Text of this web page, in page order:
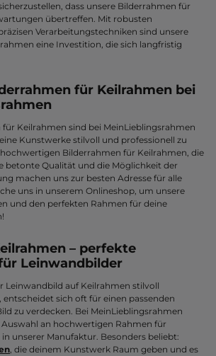
dass unsere Bilderrahmen für
übertreffen. Mit robusten
Verarbeitungstechniken sind unsere
eine Investition, die sich langfristig
für Keilrahmen bei
Keilrahmen sind bei MeinLieblingsrahmen
Kunstwerke stilvoll und professionell zu
Bilderrahmen für Keilrahmen, die
betonte Qualität und die Möglichkeit der
machen uns zur besten Adresse für alle
uns in unserem Onlineshop, um unsere
und den perfekten Rahmen für deine
– perfekte
Leinwandbilder
Leinwandbild auf Keilrahmen stilvoll
sich oft für einen passenden
zu verdecken. Bei MeinLieblingsrahmen
an hochwertigen Rahmen für
unserer Manufaktur. Besonders beliebt:
, die deinem Kunstwerk Raum geben und es